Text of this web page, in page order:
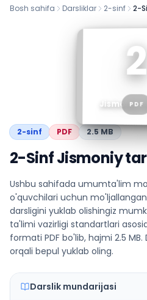
Bosh sahifa Darsliklar 2-sinf 2-
Jismoniy
PDF
2-sinf PDF 2.5 MB
2-Sinf Jismoniy
Ushbu sahifada umumta'lim
o'quvchilari uchun
darsligini yuklab olishingiz
ta'limi vazirligi standartlari
formati PDF bo'lib, hajmi 2.5
orqali bepul yuklab oling.
Darslik mundarijasi